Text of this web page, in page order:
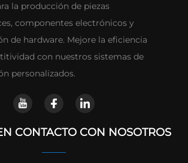
la producción de piezas
componentes electrónicos y
de hardware. Mejore la eficiencia
con nuestros sistemas de
personalizados.
CONTACTO CON NOSOTROS